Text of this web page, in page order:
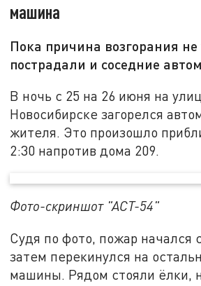
машина
Пока причина возгорания не
пострадали и соседние
В ночь с 25 на 26 июня на
Новосибирске загорелся
жителя. Это произошло
2:30 напротив дома 209.
Фото-скриншот "АСТ-54"
Судя по фото, пожар начался
затем перекинулся на
машины. Рядом стояли ёлки,